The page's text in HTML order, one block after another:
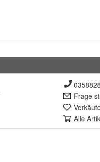
Frage
Alle